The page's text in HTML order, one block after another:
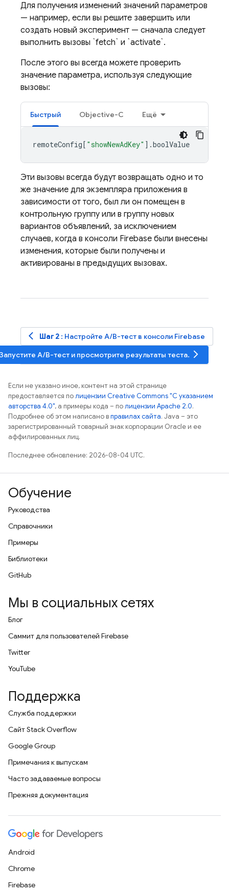
Для получения изменений значений параметров
— например, если вы решите завершить или
создать новый эксперимент — сначала следует
выполнить вызовы `fetch` и `activate`.
После этого вы всегда можете проверить
значение параметра, используя следующие
вызовы:
Быстрый Objective-C Ещё
remoteConfig[ "showNewAdKey" ].boolValue
Эти вызовы всегда будут возвращать одно и то
же значение для экземпляра приложения в
зависимости от того, был ли он помещен в
контрольную группу или в группу новых
вариантов объявлений, за исключением
случаев, когда в консоли Firebase были внесены
изменения, которые были получены и
активированы в предыдущих вызовах.
arrow_back_ios Шаг 2 : Настройте A/B-тест в консоли Firebase
A/B-тест и просмотрите результаты теста. arrow_forward_ios
Если не указано иное, контент на этой странице
предоставляется полицензии Creative Commons "С указанием
авторства 4.0", а примеры кода – полицензии Apache 2.0.
Подробнее об этом написано вправилах сайта. Java – это
зарегистрированный товарный знак корпорации Oracle и ее
аффилированных лиц.
Последнее обновление: 2026-08-04 UTC.
Обучение
Руководства
Справочники
Примеры
Библиотеки
GitHub
Мы в социальных сетях
Блог
Саммит для пользователей Firebase
Twitter
YouTube
Поддержка
Служба поддержки
Сайт Stack Overflow
Google Group
Примечания к выпускам
Часто задаваемые вопросы
Прежняя документация
Android
Chrome
Firebase